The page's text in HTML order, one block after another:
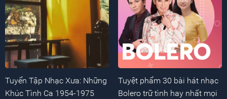
Tuyển Tập Nhạc Xưa: Những
Khúc Tình Ca 1954-1975
Tuyệt phẩm 30 bài hát nhạc
Bolero trữ tình hay nhất mọi